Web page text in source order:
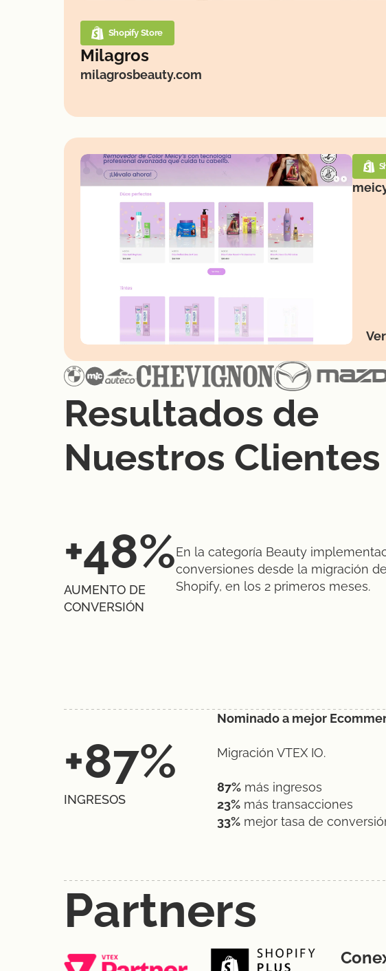
Shopify Store
Milagros
milagrosbeauty.com
Resultados de
Nuestros Clientes
+48%
AUMENTO DE
CONVERSIÓN
En la categoría Beauty
conversiones desde la migración
Shopify, en los 2 primeros meses.
+87%
INGRESOS
Nominado a mejor
Migración VTEX IO.
87% más ingresos
23% más transacciones
33% mejor tasa de
Partners